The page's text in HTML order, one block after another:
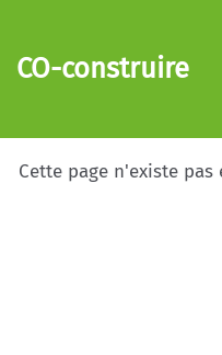
Aller au contenu
CO-construire
Cette page n'existe